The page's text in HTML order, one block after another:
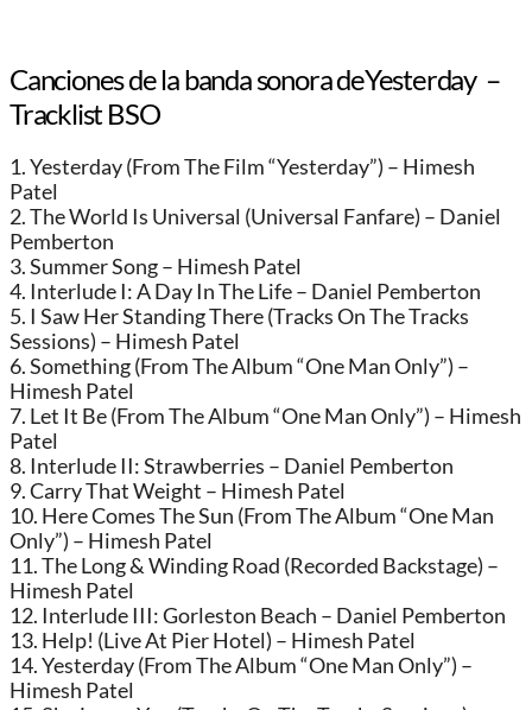
Canciones de la banda sonora deYesterday –
Tracklist BSO
1. Yesterday (From The Film “Yesterday”) – Himesh
Patel
2. The World Is Universal (Universal Fanfare) – Daniel
Pemberton
3. Summer Song – Himesh Patel
4. Interlude I: A Day In The Life – Daniel Pemberton
5. I Saw Her Standing There (Tracks On The Tracks
Sessions) – Himesh Patel
6. Something (From The Album “One Man Only”) –
Himesh Patel
7. Let It Be (From The Album “One Man Only”) – Himesh
Patel
8. Interlude II: Strawberries – Daniel Pemberton
9. Carry That Weight – Himesh Patel
10. Here Comes The Sun (From The Album “One Man
Only”) – Himesh Patel
11. The Long & Winding Road (Recorded Backstage) –
Himesh Patel
12. Interlude III: Gorleston Beach – Daniel Pemberton
13. Help! (Live At Pier Hotel) – Himesh Patel
14. Yesterday (From The Album “One Man Only”) –
Himesh Patel